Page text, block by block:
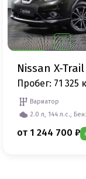
Nissan X-Trail
Пробег: 71 325
Вариатор
2.0 л, 144 л.с.,
от 1 244 700 ₽